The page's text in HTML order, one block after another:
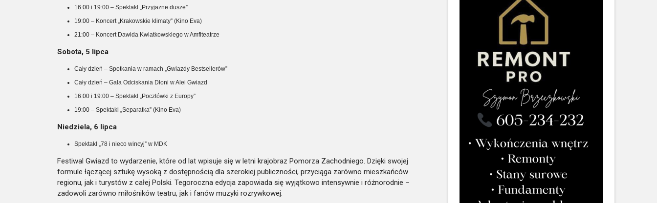
16:00 i 19:00 – Spektakl „Przyjazne dusze”
19:00 – Koncert „Krakowskie klimaty” (Kino Eva)
21:00 – Koncert Dawida Kwiatkowskiego w Amfiteatrze
Sobota, 5 lipca
Cały dzień – Spotkania w ramach „Gwiazdy Bestsellerów”
Cały dzień – Gala Odciskania Dłoni w Alei Gwiazd
16:00 i 19:00 – Spektakl „Pocztówki z Europy”
19:00 – Spektakl „Separatka” (Kino Eva)
Niedziela, 6 lipca
Spektakl „78 i nieco wincyj” w MDK
Festiwal Gwiazd to wydarzenie, które od lat wpisuje się w letni krajobraz Pomorza Zachodniego. Dzięki swojej
formule łączącej sztukę wysoką z dostępnością dla szerokiej publiczności, przyciąga zarówno mieszkańców
regionu, jak i turystów z całej Polski. Tegoroczna edycja zapowiada się wyjątkowo intensywnie i różnorodnie –
zadowoli zarówno miłośników teatru, jak i fanów muzyki rozrywkowej.